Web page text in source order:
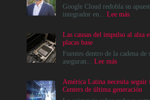
Google Cloud redobla su
integrador en... Lee más:
apuesta
el
para
acelerar
Las causas del impulso al alza
placas base
Fuentes dentro de la cadena
aseguran... Lee más:
del
impulso
América Latina necesita
Centers de última generación